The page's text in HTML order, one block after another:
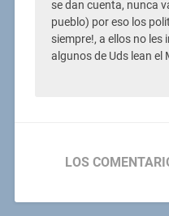
se dan cuenta, nunca
pueblo) por eso los
siempre!, a ellos no les
algunos de Uds lean el
LOS